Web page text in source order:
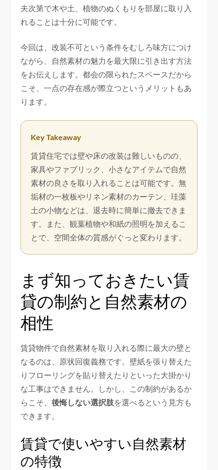
夫次第で木や土、植物のぬくもりを部屋に取り入
れることは十分に可能です。
今回は、改装不可という条件をむしろ味方につけ
ながら、自然素材の魅力を最大限に引き出す方法
をお伝えします。都会の限られたスペースだから
こそ、一点の存在感が際立つというメリットもあ
ります。
Key Takeaway
賃貸住宅では壁や床の改装は難しいものの、
家具やファブリック、小さなアイテムで自然
素材の良さを取り入れることは可能です。無
垢材の一枚板やリネン素材のカーテン、珪藻
土の小物などは、退去時に簡単に撤去できま
す。また、観葉植物や和紙の照明を加えるこ
とで、空間全体の質感がぐっと変わります。
まず知っておきたい賃
貸の制約と自然素材の
相性
賃貸物件で自然素材を取り入れる際に最大の壁と
なるのは、原状回復義務です。壁紙を張り替えた
りフローリングを貼り替えたりといった大掛かり
な工事はできません。しかし、この制約があるか
らこそ、後悔しない選択肢を選べるという見方も
できます。
賃貸で使いやすい自然素材
の特徴